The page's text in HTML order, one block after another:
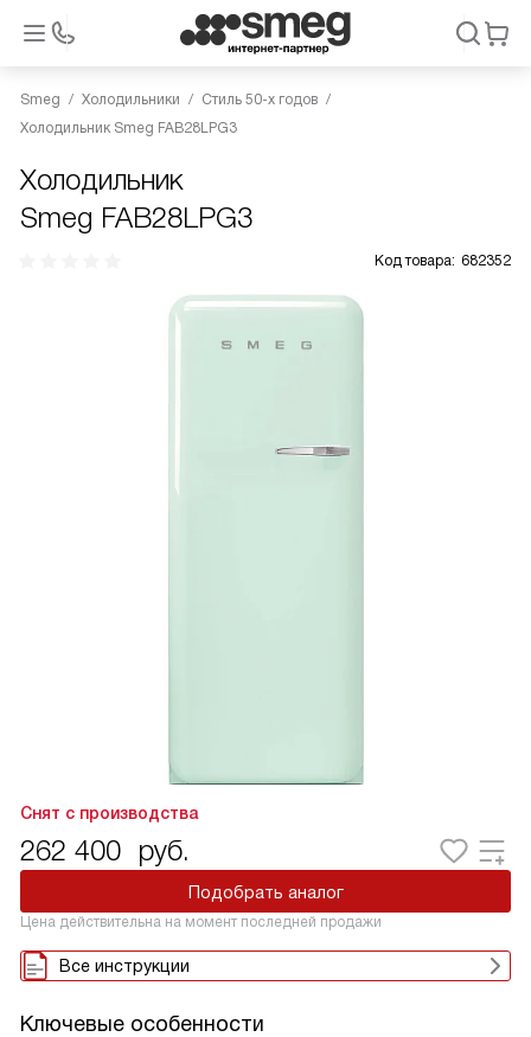
Smeg Холодильники
Стиль 50-х годов
Холодильник Smeg FAB28LPG3
Холодильник
Smeg FAB28LPG3
Код товара: 682352
Снят с производства
262 400 руб.
Подобрать аналог
Цена действительна на момент последней продажи
Все инструкции
Ключевые особенности